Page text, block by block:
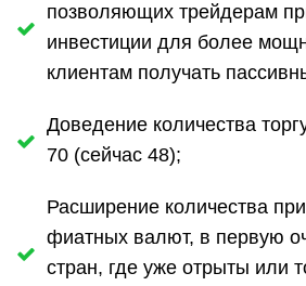
позволяющих трейдерам
инвестиции для более
клиентам получать
Доведение количества
70 (сейчас 48);
Расширение количества
фиатных валют, в первую
стран, где уже отрыты или